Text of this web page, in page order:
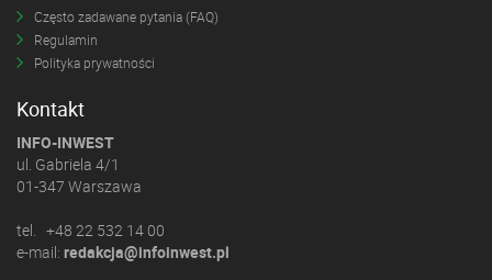
Często zadawane pytania (FAQ)
Regulamin
Polityka prywatności
Kontakt
INFO-INWEST
ul. Gabriela 4/1
01-347 Warszawa
tel. +48 22 532 14 00
e-mail: redakcja@infoinwest.pl